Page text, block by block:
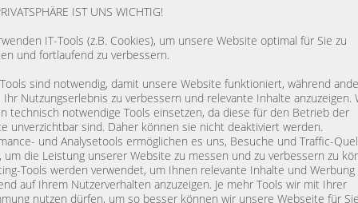
IST UNS WICHTIG!
IT-Tools (z.B. Cookies), um unsere Website optimal für Sie zu
und fortlaufend zu verbessern.
sind notwendig, damit unsere Website funktioniert, während
Ihr Nutzungserlebnis zu verbessern und relevante Inhalte anzuzeigen.
technisch notwendige Tools einsetzen, da diese für den Betrieb der
unverzichtbar sind. Daher können sie nicht deaktiviert werden.
und Analysetools ermöglichen es uns, Besuche und Traffic-
um die Leistung unserer Website zu messen und zu verbessern zu
Tools werden verwendet, um Ihnen relevante Inhalte und Werbung
auf Ihrem Nutzerverhalten anzuzeigen. Je mehr Tools wir mit Ihrer
nutzen dürfen, um so besser können wir unsere Webseite für Sie
Hersteller:
Modell: PWS-
PN:
Leistung: 1600W
Nettogewicht: 1,032 kg
Artikelabmessung: L: 23 cm
Kompatibilität:
für: